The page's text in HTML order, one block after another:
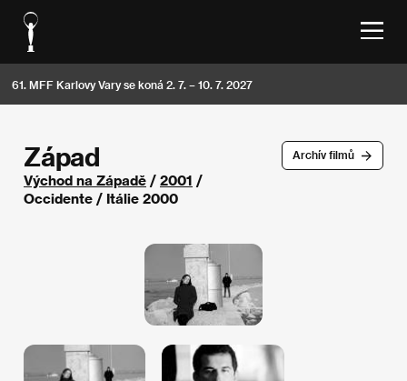
61. MFF Karlovy Vary se koná 2. 7. – 10. 7. 2027
Archív filmů
Západ
Východ na Západě / 2001 /
Occidente / Itálie 2000